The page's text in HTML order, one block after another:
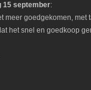
15 september:
meer goedgekomen,
het snel en goedkoop